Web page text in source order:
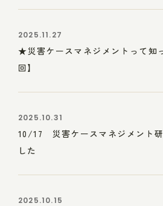
2025.11.27
★災害ケースマネジメントって知
回】
2025.10.31
10/17 災害ケースマネジメント
した
2025.10.15